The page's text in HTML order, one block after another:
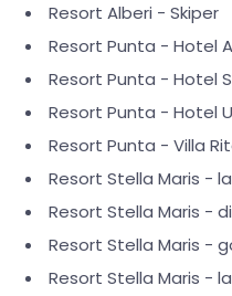
Resort Alberi - Skiper
Resort Punta - Hotel
Resort Punta - Hotel
Resort Punta - Hotel
Resort Punta - Villa
Resort Stella Maris -
Resort Stella Maris -
Resort Stella Maris -
Resort Stella Maris -